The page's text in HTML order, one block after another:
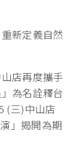
新定義自然
店再度攜手
為名詮釋台
(三)中山店
」揭開為期